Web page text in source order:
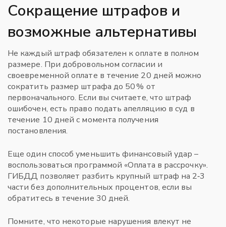
Сокращение штрафов и
возможные альтернативы
Не каждый штраф обязателен к оплате в полном
размере. При добровольном согласии и
своевременной оплате в течение 20 дней можно
сократить размер штрафа до 50 % от
первоначального. Если вы считаете, что штраф
ошибочен, есть право подать апелляцию в суд в
течение 10 дней с момента получения
постановления.
Еще один способ уменьшить финансовый удар –
воспользоваться программой «Оплата в рассрочку».
ГИБДД позволяет разбить крупный штраф на 2‑3
части без дополнительных процентов, если вы
обратитесь в течение 30 дней.
Помните, что некоторые нарушения влекут не